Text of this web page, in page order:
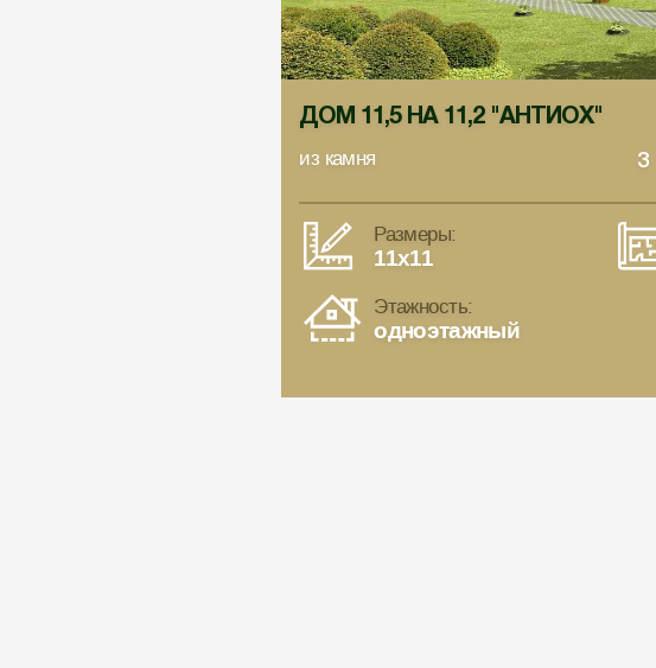
ДОМ 11,5 НА 11,2 "АНТИОХ"
из камня 3
Размеры:
11x11
Этажность:
одноэтажный